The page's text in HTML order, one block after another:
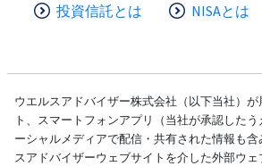
投資信託とは NISAとは
ウエルスアドバイザー株式会社（以下当社）
ト、スマートフォンアプリ（当社が承認した
ーシャルメディアで配信・共有された情報も
スアドバイザーウェブサイトを介した外部ウ